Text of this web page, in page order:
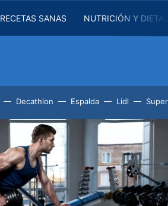
RECETAS SANAS NUTRICIÓN Y
Decathlon Espalda Lidl